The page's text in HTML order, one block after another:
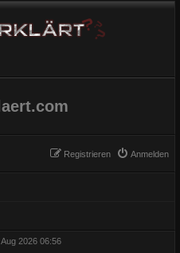
Anmelden
Registrieren
2026 06:56